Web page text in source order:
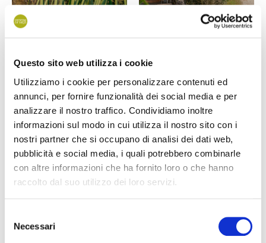
Questo sito web utilizza i cookie
Utilizziamo i cookie per personalizzare contenuti ed
annunci, per fornire funzionalità dei social media e per
analizzare il nostro traffico. Condividiamo inoltre
informazioni sul modo in cui utilizza il nostro sito con i
nostri partner che si occupano di analisi dei dati web,
pubblicità e social media, i quali potrebbero combinarle
con altre informazioni che ha fornito loro o che hanno
raccolto dal suo utilizzo dei loro servizi.
delNecessari
Bungalow 1 fila
BUNGALOWS UND CHALETS
Personen.
von € 58
Bungalow 2 Fila
BUNGALOWS UND CHALETS
Personen.
von € 104